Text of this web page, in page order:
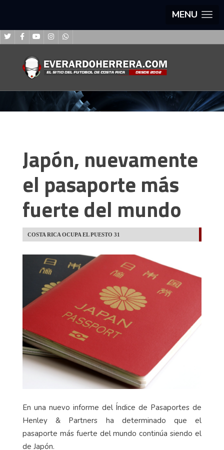
MENU
Japón, nuevamente
el pasaporte más
fuerte del mundo
COSTA RICA OCUPA EL PUESTO 31
En una nuevo informe del Índice de Pasaportes de
Henley & Partners ha determinado que el
pasaporte más fuerte del mundo continúa siendo el
de Japón.